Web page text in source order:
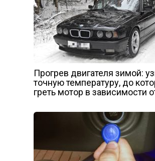
Прогрев двигателя зимой:
точную температуру, до
греть мотор в зависимости